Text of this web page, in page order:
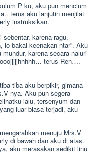
P ku, aku pun mencium
terus aku lanjutin menjilat
instruksikan.
karena ragu,
lo bakal keenakan ntar”. Aku
karena secara naluri
terus Ren….
tiba aku berpikir, gimana
nya. Aku pun segera
lalu, tersenyum dan
luar biasa terjadi, aku
menuju Mrs.V
di bawah dan aku di atas.
aku merasakan sedikit linu